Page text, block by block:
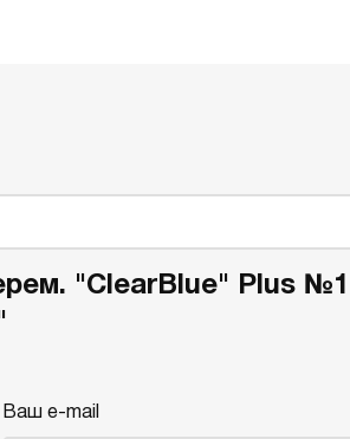
"ClearBlue" Plus
Ваш e-mail